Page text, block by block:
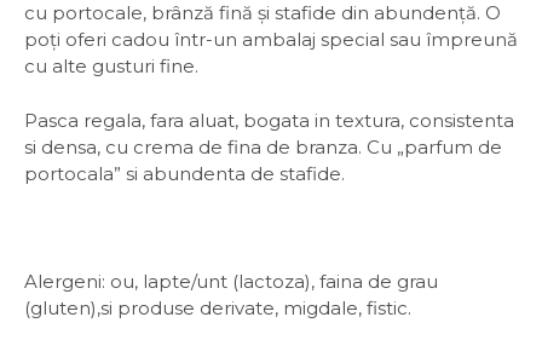
cu portocale, brânză fină și stafide din abundență. O
poți oferi cadou într-un ambalaj special sau împreună
cu alte gusturi fine.
Pasca regala, fara aluat, bogata in textura, consistenta
si densa, cu crema de fina de branza. Cu „parfum de
portocala” si abundenta de stafide.
Alergeni: ou, lapte/unt (lactoza), faina de grau
(gluten),si produse derivate, migdale, fistic.